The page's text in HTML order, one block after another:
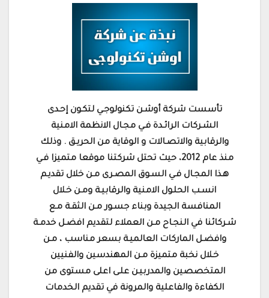
تأسست شركة أوشـن تكنولوجـي لتكـون إحـدى
الشـركات الرائـدة فـي مجـال الانظمة الامنية
والرقابية والاتصـالات و الوقاية من الحريـق . وذلك
منذ عام 2012، حيث تحتل شركتنا موقعا متميزا فـي
هـذا المجـال فـي السـوق المصـرى مـن خلال تقديـم
انسـب الحلـول الامنية والرقابيـة ومـن خـلال
المنافسة الجيدة وبناء جسـور مـن الثقـة مـع
شـركائنا في النجـاح مـن العملاء لتقديم افضـل خدمـة
وافضـل الماركات العالميـة بسعر مناسب ، مـن
خـلال نخبة متميزة مـن المهندسين والفنيين
المتخصصين والمدربيـن علـى اعلى مستوى من
الكفاءة والفاعلية والمرونة في تقديم الخدمات